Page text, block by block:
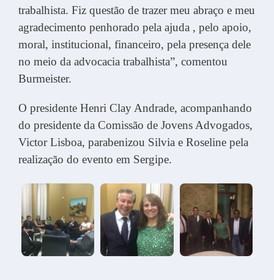
trabalhista. Fiz questão de trazer meu abraço e meu
agradecimento penhorado pela ajuda , pelo apoio,
moral, institucional, financeiro, pela presença dele
no meio da advocacia trabalhista”, comentou
Burmeister.
O presidente Henri Clay Andrade, acompanhando
do presidente da Comissão de Jovens Advogados,
Victor Lisboa, parabenizou Silvia e Roseline pela
realização do evento em Sergipe.